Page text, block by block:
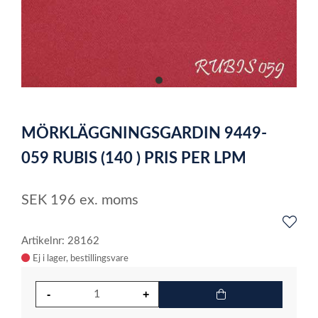
item
of
1
MÖRKLÄGGNINGSGARDIN 9449-
059 RUBIS (140 ) PRIS PER LPM
SEK 196 ex. moms
Artikelnr: 28162
Ej i lager